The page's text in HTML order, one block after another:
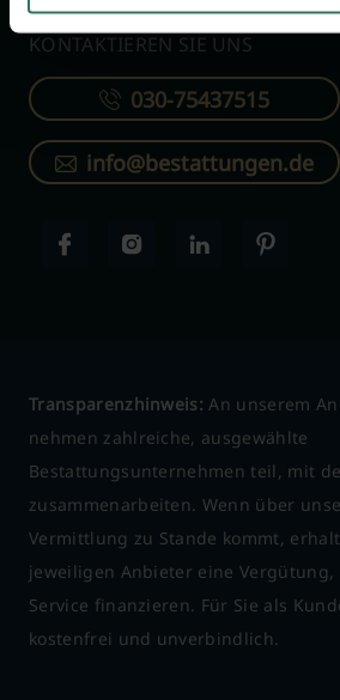
KONTAKTIEREN SIE UNS
030-75437515
info@bestattungen.de
Transparenzhinweis: An unserem
nehmen zahlreiche, ausgewählte
Bestattungsunternehmen teil, mit
zusammenarbeiten. Wenn über
Vermittlung zu Stande kommt,
jeweiligen Anbieter eine
Service finanzieren. Für Sie als
kostenfrei und unverbindlich.